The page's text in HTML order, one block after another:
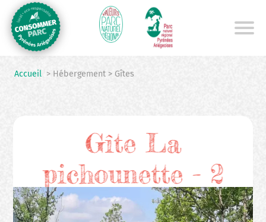
contenu
principal
Accueil > Hébergement > Gîtes
Gîte La
pichounette - 2
places